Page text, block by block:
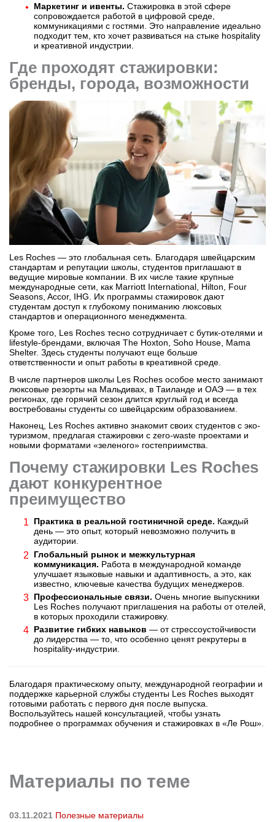
Маркетинг и ивенты. Стажировка в этой сфере
сопровождается работой в цифровой среде,
коммуникациями с гостями. Это направление идеально
подходит тем, кто хочет развиваться на стыке hospitality
и креативной индустрии.
Где проходят стажировки:
бренды, города, возможности
Les Roches — это глобальная сеть. Благодаря швейцарским
стандартам и репутации школы, студентов приглашают в
ведущие мировые компании. В их числе такие крупные
международные сети, как Marriott International, Hilton, Four
Seasons, Accor, IHG. Их программы стажировок дают
студентам доступ к глубокому пониманию люксовых
стандартов и операционного менеджмента.
Кроме того, Les Roches тесно сотрудничает с бутик-отелями и
lifestyle-брендами, включая The Hoxton, Soho House, Mama
Shelter. Здесь студенты получают еще больше
ответственности и опыт работы в креативной среде.
В числе партнеров школы Les Roches особое место занимают
люксовые резорты на Мальдивах, в Таиланде и ОАЭ — в тех
регионах, где горячий сезон длится круглый год и всегда
востребованы студенты со швейцарским образованием.
Наконец, Les Roches активно знакомит своих студентов с эко-
туризмом, предлагая стажировки с zero-waste проектами и
новыми форматами «зеленого» гостеприимства.
Почему стажировки Les Roches
дают конкурентное
преимущество
Практика в реальной гостиничной среде. Каждый
день — это опыт, который невозможно получить в
аудитории.
Глобальный рынок и межкультурная
коммуникация. Работа в международной команде
улучшает языковые навыки и адаптивность, а это, как
известно, ключевые качества будущих менеджеров.
Профессиональные связи. Очень многие выпускники
Les Roches получают приглашения на работы от отелей,
в которых проходили стажировку.
Развитие гибких навыков — от стрессоустойчивости
до лидерства — то, что особенно ценят рекрутеры в
hospitality-индустрии.
Благодаря практическому опыту, международной географии и
поддержке карьерной службы студенты Les Roches выходят
готовыми работать с первого дня после выпуска.
Воспользуйтесь нашей консультацией, чтобы узнать
подробнее о программах обучения и стажировках в «Ле Рош».
Материалы по теме
03.11.2021 Полезные материалы